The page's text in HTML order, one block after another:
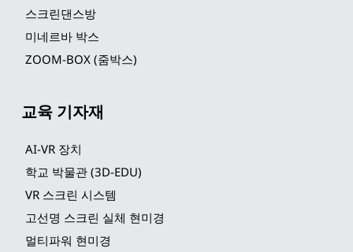
스크린댄스방
미네르바 박스
ZOOM-BOX (줌박스)
교육 기자재
AI-VR 장치
학교 박물관 (3D-EDU)
VR 스크린 시스템
고선명 스크린 실체 현미경
멀티파워 현미경